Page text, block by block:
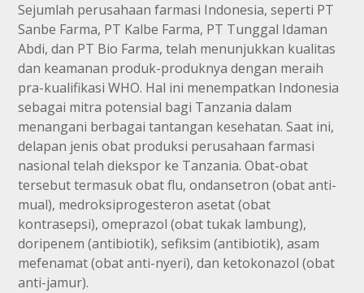
Sejumlah perusahaan farmasi Indonesia, seperti PT
Sanbe Farma, PT Kalbe Farma, PT Tunggal Idaman
Abdi, dan PT Bio Farma, telah menunjukkan kualitas
dan keamanan produk-produknya dengan meraih
pra-kualifikasi WHO. Hal ini menempatkan Indonesia
sebagai mitra potensial bagi Tanzania dalam
menangani berbagai tantangan kesehatan. Saat ini,
delapan jenis obat produksi perusahaan farmasi
nasional telah diekspor ke Tanzania. Obat-obat
tersebut termasuk obat flu, ondansetron (obat anti-
mual), medroksiprogesteron asetat (obat
kontrasepsi), omeprazol (obat tukak lambung),
doripenem (antibiotik), sefiksim (antibiotik), asam
mefenamat (obat anti-nyeri), dan ketokonazol (obat
anti-jamur).